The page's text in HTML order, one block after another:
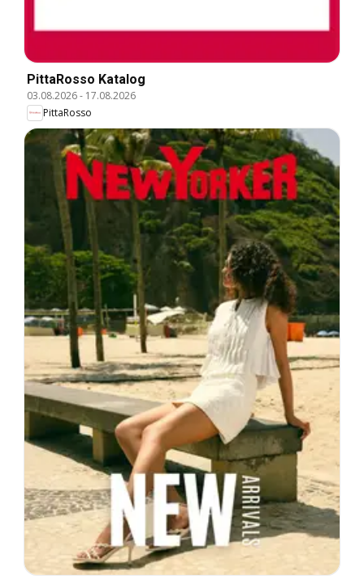
PittaRosso Katalog
03.08.2026- 17.08.2026
PittaRosso